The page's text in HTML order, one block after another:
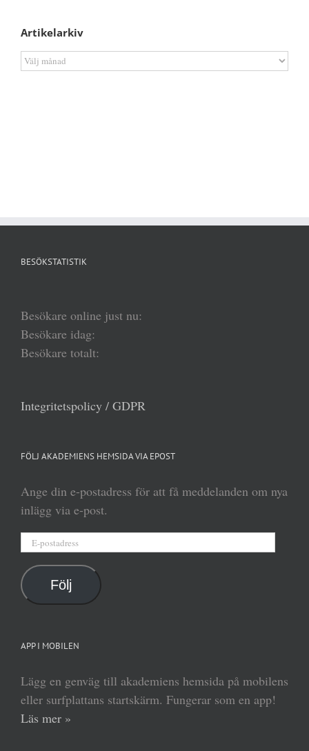
Artikelarkiv
Artikelarkiv
BESÖKSTATISTIK
Besökare online just nu:
Besökare idag:
Besökare totalt:
Integritetspolicy / GDPR
FÖLJ AKADEMIENS HEMSIDA VIA EPOST
Ange din e-postadress för att få meddelanden om nya
inlägg via e-post.
Följ
APP I MOBILEN
Lägg en genväg till akademiens hemsida på mobilens
eller surfplattans startskärm. Fungerar som en app!
Läs mer »